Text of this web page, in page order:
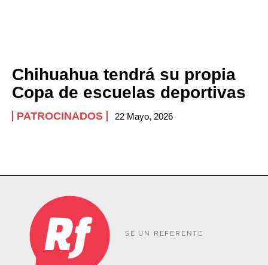
Chihuahua tendrá su propia
Copa de escuelas deportivas
PATROCINADOS 22 Mayo, 2026
SÉ UN REFERENTE